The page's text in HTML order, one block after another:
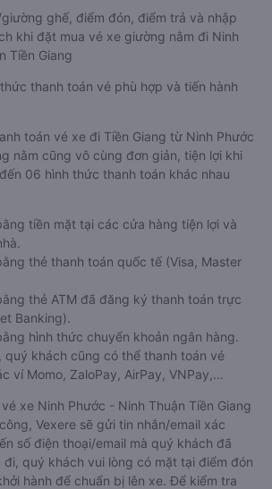
ghế, điểm đón, điểm trả và nhập
khi đặt mua vé xe giường nằm đi Ninh
Tiền Giang
thanh toán vé phù hợp và tiến hành
toán vé xe đi Tiền Giang từ Ninh Phước
nằm cũng vô cùng đơn giản, tiện lợi khi
06 hình thức thanh toán khác nhau
tiền mặt tại các cửa hàng tiện lợi và
thẻ thanh toán quốc tế (Visa, Master
thẻ ATM đã đăng ký thanh toán trực
Banking).
hình thức chuyển khoản ngân hàng.
quý khách cũng có thể thanh toán vé
ví Momo, ZaloPay, AirPay, VNPay,…
xe Ninh Phước - Ninh Thuận Tiền Giang
Vexere sẽ gửi tin nhắn/email xác
số điện thoại/email mà quý khách đã
quý khách vui lòng có mặt tại điểm đón
hành để chuẩn bị lên xe. Để kiểm tra